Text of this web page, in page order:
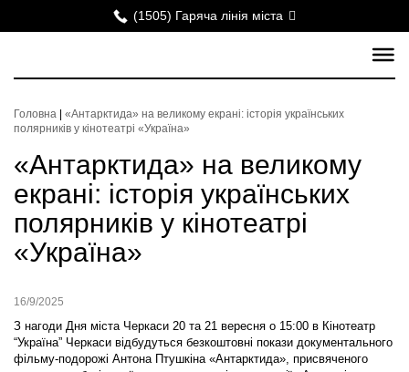
(1505) Гаряча лінія міста
Головна
«Антарктида» на великому екрані: історія українських
полярників у кінотеатрі «Україна»
«Антарктида» на великому
екрані: історія українських
полярників у кінотеатрі
«Україна»
16/9/2025
З нагоди Дня міста Черкаси 20 та 21 вересня о 15:00 в Кінотеатр
“Україна” Черкаси відбудуться безкоштовні покази документального
фільму-подорожі Антона Птушкіна «Антарктида», присвяченого